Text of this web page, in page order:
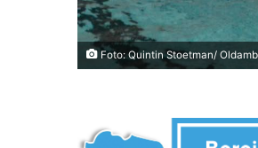
Foto: Quintin Stoetman/